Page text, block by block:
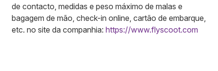
de contacto, medidas e peso máximo de malas e
bagagem de mão, check-in online, cartão de embarque,
etc. no site da companhia: https://www.flyscoot.com